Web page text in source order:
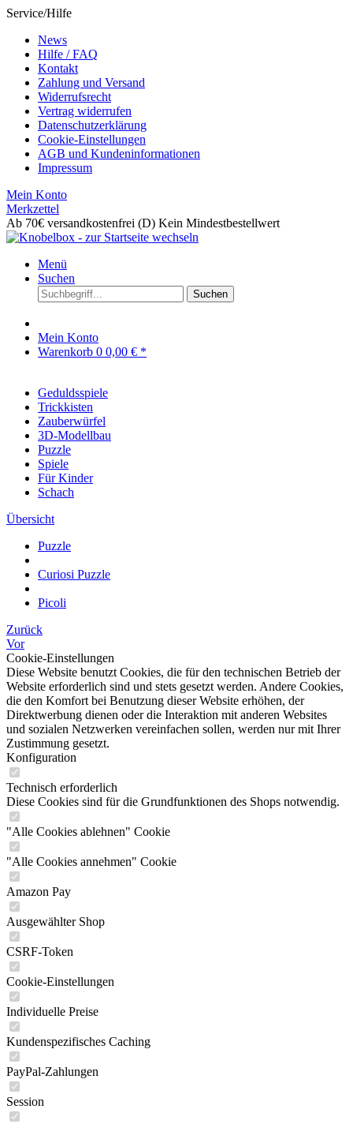
Service/Hilfe
News
Hilfe / FAQ
Kontakt
Zahlung und Versand
Widerrufsrecht
Vertrag widerrufen
Datenschutzerklärung
Cookie-Einstellungen
AGB und Kundeninformationen
Impressum
Mein Konto
Merkzettel
Ab 70€ versandkostenfrei (D) Kein Mindestbestellwert
Menü
Suchen
Suchen
Mein Konto
Warenkorb 0 0,00 € *
Geduldsspiele
Trickkisten
Zauberwürfel
3D-Modellbau
Puzzle
Spiele
Für Kinder
Schach
Übersicht
Puzzle
Curiosi Puzzle
Picoli
Zurück
Vor
Cookie-Einstellungen
Diese Website benutzt Cookies, die für den technischen Betrieb der
Website erforderlich sind und stets gesetzt werden. Andere Cookies,
die den Komfort bei Benutzung dieser Website erhöhen, der
Direktwerbung dienen oder die Interaktion mit anderen Websites
und sozialen Netzwerken vereinfachen sollen, werden nur mit Ihrer
Zustimmung gesetzt.
Konfiguration
Technisch erforderlich
Diese Cookies sind für die Grundfunktionen des Shops notwendig.
"Alle Cookies ablehnen" Cookie
"Alle Cookies annehmen" Cookie
Amazon Pay
Ausgewählter Shop
CSRF-Token
Cookie-Einstellungen
Individuelle Preise
Kundenspezifisches Caching
PayPal-Zahlungen
Session